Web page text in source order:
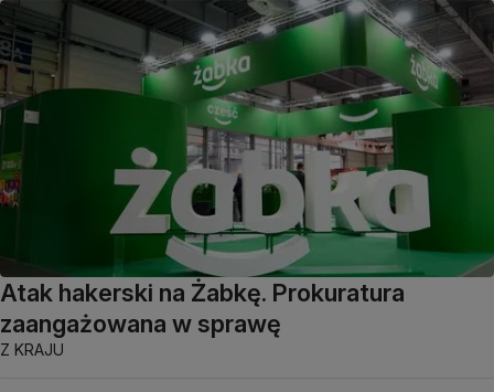
Atak hakerski na Żabkę. Prokuratura
zaangażowana w sprawę
Z KRAJU